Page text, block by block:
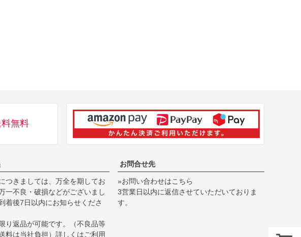
無料
つきましては、万全を期してお
一不良・破損などがございまし
着後7日以内にお知らせくださ
り返品が可能です。（不良品等
料は当社負担）詳しくはご利用
お問合せ先
»お問い合わせはこちら
3営業日以内に返信させていただいておりま
す。